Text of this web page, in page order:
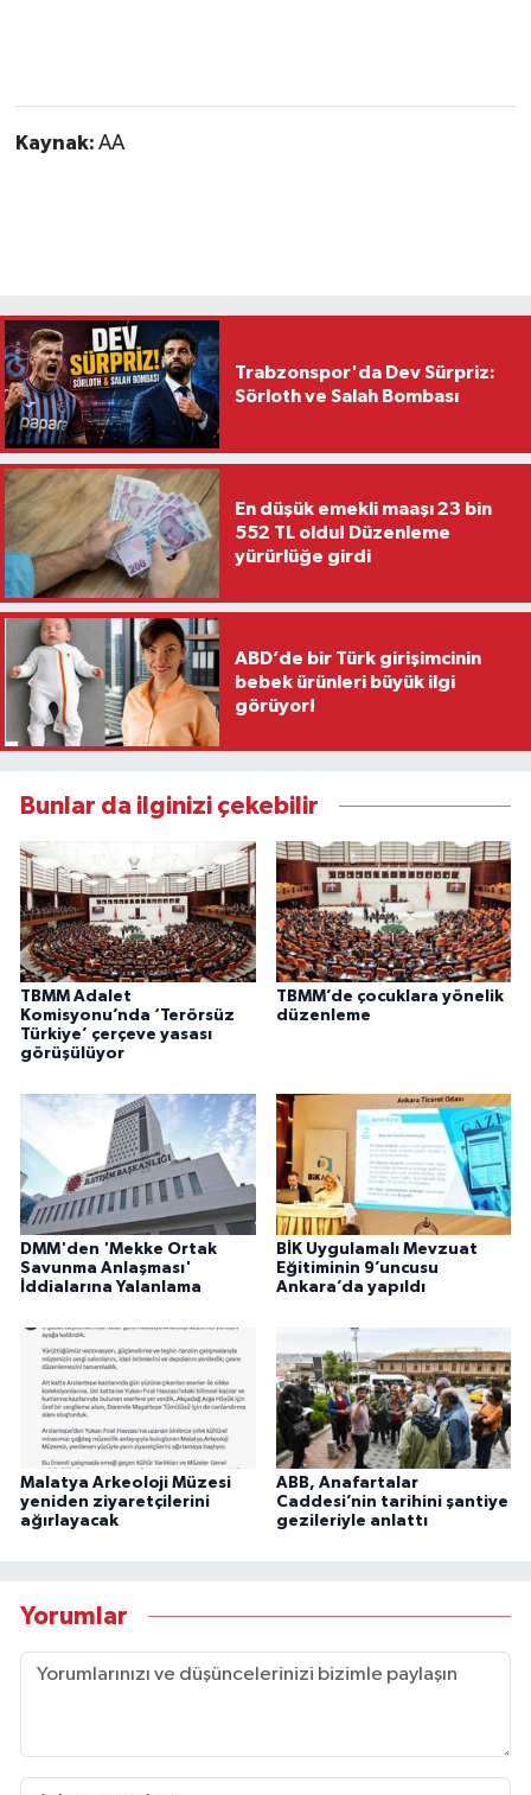
Kaynak: AA
Trabzonspor'da Dev Sürpriz:
Sörloth ve Salah Bombası
En düşük emekli maaşı 23 bin
552 TL oldu! Düzenleme
yürürlüğe girdi
ABD’de bir Türk girişimcinin
bebek ürünleri büyük ilgi
görüyor!
Bunlar da ilginizi çekebilir
TBMM Adalet
Komisyonu’nda ‘Terörsüz
Türkiye’ çerçeve yasası
görüşülüyor
TBMM’de çocuklara yönelik
düzenleme
DMM'den 'Mekke Ortak
Savunma Anlaşması'
İddialarına Yalanlama
BİK Uygulamalı Mevzuat
Eğitiminin 9’uncusu
Ankara’da yapıldı
Malatya Arkeoloji Müzesi
yeniden ziyaretçilerini
ağırlayacak
ABB, Anafartalar
Caddesi’nin tarihini şantiye
gezileriyle anlattı
Yorumlar